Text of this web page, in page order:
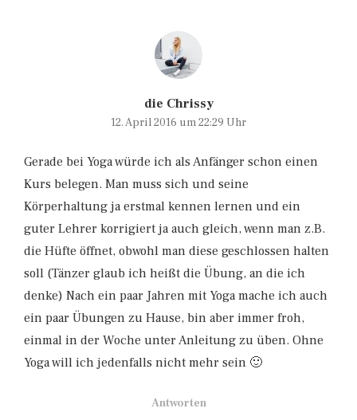
die Chrissy
12. April 2016 um 22:29 Uhr
Gerade bei Yoga würde ich als Anfänger schon einen
Kurs belegen. Man muss sich und seine
Körperhaltung ja erstmal kennen lernen und ein
guter Lehrer korrigiert ja auch gleich, wenn man z.B.
die Hüfte öffnet, obwohl man diese geschlossen halten
soll (Tänzer glaub ich heißt die Übung, an die ich
denke) Nach ein paar Jahren mit Yoga mache ich auch
ein paar Übungen zu Hause, bin aber immer froh,
einmal in der Woche unter Anleitung zu üben. Ohne
Yoga will ich jedenfalls nicht mehr sein 🙂
Antworten